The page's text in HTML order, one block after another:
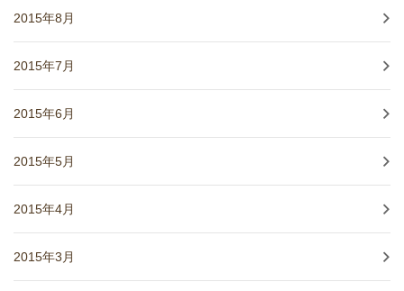
2015年8月
2015年7月
2015年6月
2015年5月
2015年4月
2015年3月